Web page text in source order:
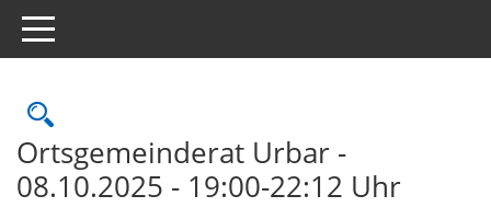
Toggle navigation
Rechercheauswahl
Ortsgemeinderat Urbar -
08.10.2025 - 19:00-22:12 Uhr